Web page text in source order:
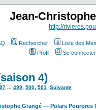
Jean-
http://
Rechercher
Liste des
Profil
Se
4)
499 500 501 Suivante
Grangé — Polars Pourpres